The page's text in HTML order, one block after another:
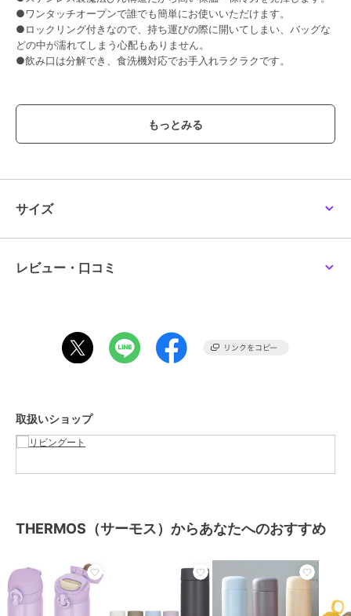
●ワンタッチオープンで誰でも簡単にお使いいただけます。
●ロックリング付きなので、持ち運びの際に開いてしまい、バッグな
どの中が濡れてしまう心配もありません。
●飲み口は分解でき、食洗機対応でお手入れラクラクです。
【スペック】
サイズ/約幅6.5×奥行8×高さ22cm
約口径：4cm
材質/内びん：ステンレス鋼
胴部：ステンレス鋼（アクリル樹脂塗装）
生産国/フィリピン製
【ブランド】
夏も冬も永く愛用できる高品質アイテムです。
ブランド THERMOS（サーモス）
商品カテゴリ お弁当・キッチン用品 ／お弁当
箱・タンブラー
ミストベージュ、ブラックジェイ
ド、ピンクパープル、スノーホワ
イト、オリーブグリーン、アイス
ブルー
サイズ
レビュー・口コミ
取扱いショップ
THERMOS（サーモス）からあなたへのおすすめ